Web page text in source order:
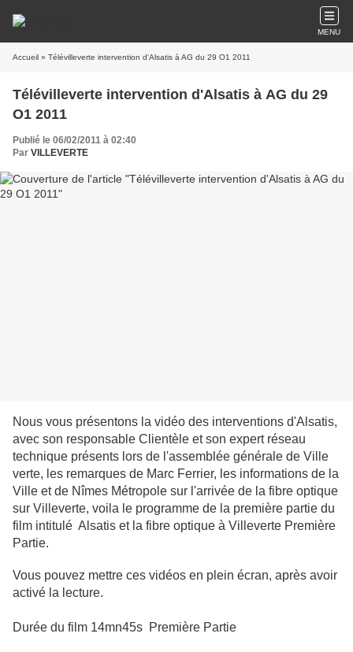
MENU
Accueil » Télévilleverte intervention d'Alsatis à AG du 29 O1 2011
Télévilleverte intervention d'Alsatis à AG du 29
O1 2011
Publié le 06/02/2011 à 02:40
Par VILLEVERTE
Nous vous présentons la vidéo des interventions d'Alsatis,
avec son responsable Clientèle et son expert réseau
technique présents lors de l'assemblée générale de Ville
verte, les remarques de Marc Ferrier, les informations de la
Ville et de Nîmes Métropole sur l'arrivée de la fibre optique
sur Villeverte, voila le programme de la première partie du
film intitulé Alsatis et la fibre optique à Villeverte Première
Partie.
Vous pouvez mettre ces vidéos en plein écran, après avoir
activé la lecture.
Durée du film 14mn45s Première Partie